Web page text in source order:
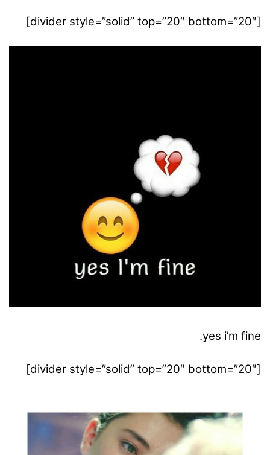
[divider style=”solid” top=”20″ bottom=”20″]
yes i’m fine.
[divider style=”solid” top=”20″ bottom=”20″]